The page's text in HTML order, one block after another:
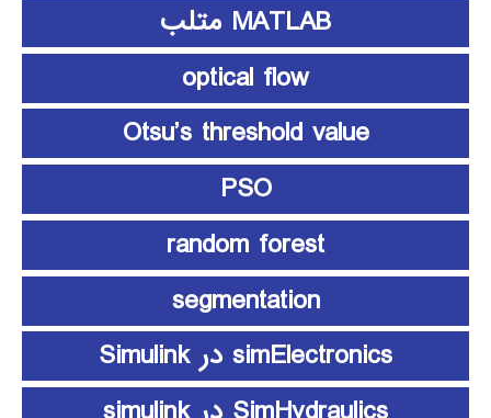
MATLAB متلب
optical flow
Otsu’s threshold value
PSO
random forest
segmentation
simElectronics در Simulink